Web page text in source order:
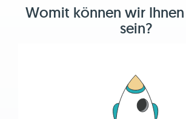
Womit können wir
sein?